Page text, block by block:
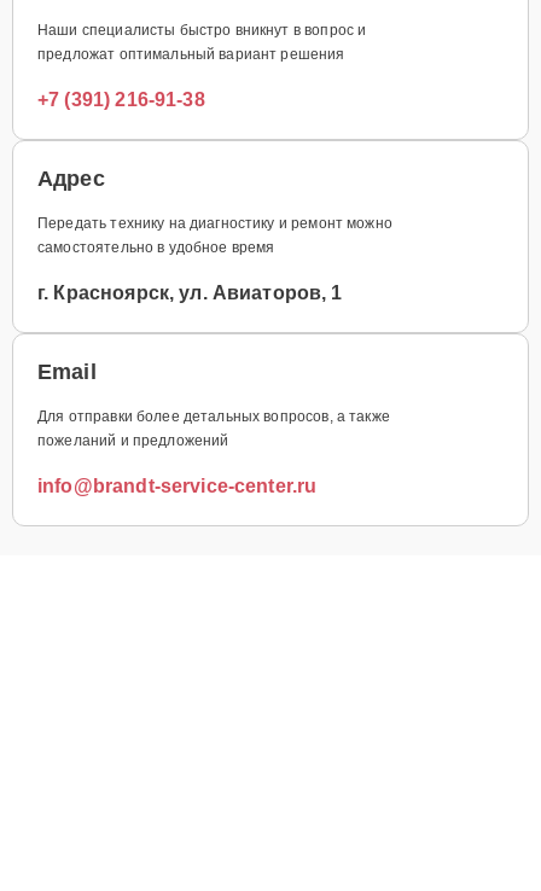
Наши специалисты быстро вникнут в вопрос и
предложат оптимальный вариант решения
+7 (391) 216-91-38
Адрес
Передать технику на диагностику и ремонт можно
самостоятельно в удобное время
г. Красноярск, ул. Авиаторов, 1
Email
Для отправки более детальных вопросов, а также
пожеланий и предложений
info@brandt-service-center.ru